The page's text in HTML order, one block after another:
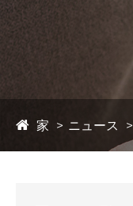
家 ニュース